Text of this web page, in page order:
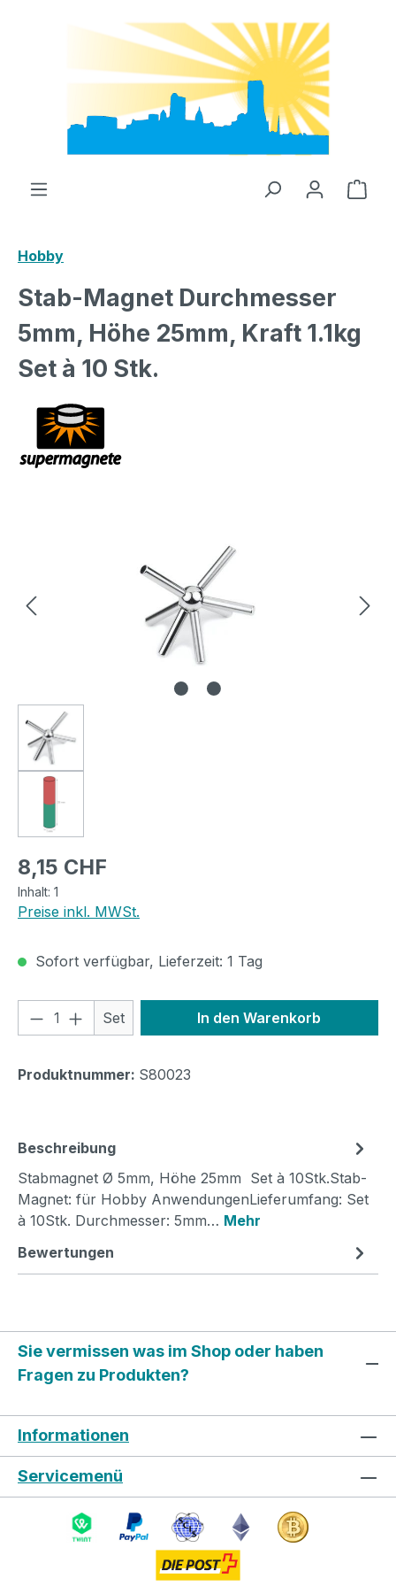
Zum Hauptinhalt springen
Hobby
Stab-Magnet Durchmesser
5mm, Höhe 25mm, Kraft 1.1kg
Set à 10 Stk.
Regulärer Preis:
8,15 CHF
Inhalt: 1
Preise inkl. MWSt.
Sofort verfügbar, Lieferzeit: 1 Tag
Produkt Anzahl: Gib den
Set In den Warenkorb
Produktnummer: S80023
Beschreibung
Stabmagnet Ø 5mm, Höhe 25mm Set à 10Stk.Stab-
Magnet: für Hobby AnwendungenLieferumfang: Set
à 10Stk. Durchmesser: 5mm… Mehr
Bewertungen
Sie vermissen was im Shop oder haben
Fragen zu Produkten?
Informationen
Servicemenü